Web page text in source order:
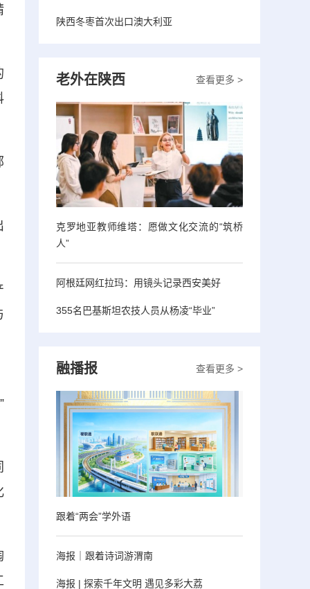
陕西冬枣首次出口澳大利亚
查看更多 >
老外在陕西
克罗地亚教师维塔：愿做文化交流的“筑桥
人”
阿根廷网红拉玛：用镜头记录西安美好
355名巴基斯坦农技人员从杨凌“毕业”
查看更多 >
融播报
跟着“两会”学外语
海报｜跟着诗词游渭南
海报 | 探索千年文明 遇见多彩大荔